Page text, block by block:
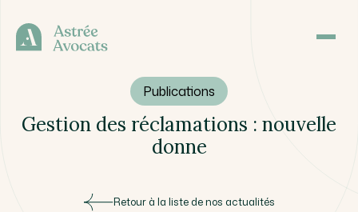
Publications
Gestion des réclamations : nouvelle
donne
Retour à la liste de nos actualités